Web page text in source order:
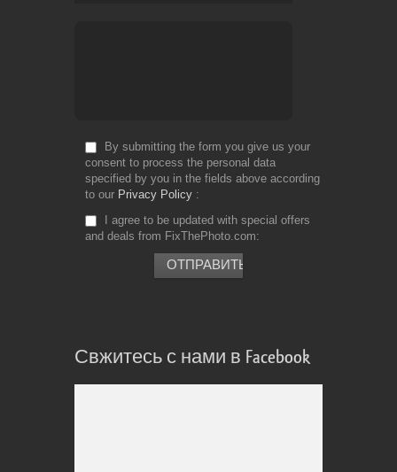
By submitting the form you give us your
consent to process the personal data
specified by you in the fields above according
to our Privacy Policy
I agree to be updated with special offers
and deals from FixThePhoto.com
Свжитесь с нами в Facebook